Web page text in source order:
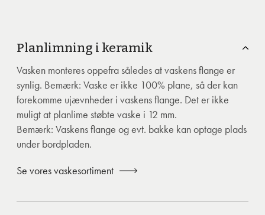
Planlimning i keramik
Vasken monteres oppefra således at vaskens flange er
synlig. Bemærk: Vaske er ikke 100% plane, så der kan
forekomme ujævnheder i vaskens flange. Det er ikke
muligt at planlime støbte vaske i 12 mm.
Bemærk: Vaskens flange og evt. bakke kan optage plads
under bordpladen.
Se vores vaskesortiment